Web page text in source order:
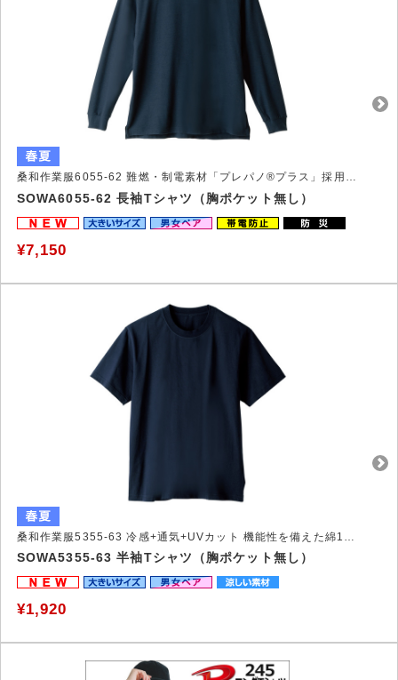
桑和作業服6055-62 難燃・制電素材「プレパノ®プラス」採用の安全で快適なＴシャツ
SOWA6055-62 長袖Tシャツ（胸ポケット無し）
¥7,150
桑和作業服5355-63 冷感+通気+UVカット 機能性を備えた綿100％Ｔシャツ
SOWA5355-63 半袖Tシャツ（胸ポケット無し）
¥1,920